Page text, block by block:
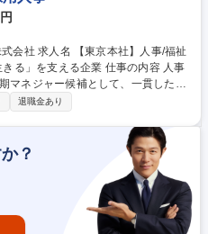
マでなく、拠点での目標達成を重
】人事/福祉
る企業 仕事の内容 人事
マネジャー候補として、一貫した人
成長を推進できる人事組織をつくっ
取り入れたいと考えています。当社
で構成しており、それぞれに合った
織創りを目指しています。 ※業務変
を支える企業
退職金あり
？